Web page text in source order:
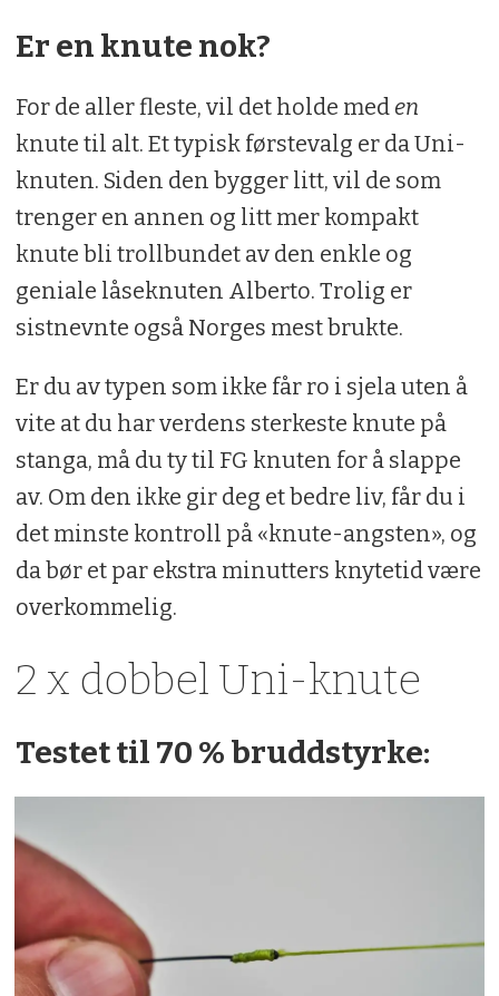
Er en knute nok?
For de aller fleste, vil det holde meden
knute til alt. Et typisk førstevalg er da Uni-
knuten. Siden den bygger litt, vil de som
trenger en annen og litt mer kompakt
knute bli trollbundet av den enkle og
geniale låseknuten Alberto. Trolig er
sistnevnte også Norges mest brukte.
Er du av typen som ikke får ro i sjela uten å
vite at du har verdens sterkeste knute på
stanga, må du ty til FG knuten for å slappe
av. Om den ikke gir deg et bedre liv, får du i
det minste kontroll på «knute-angsten», og
da bør et par ekstra minutters knytetid være
overkommelig.
2 x dobbel Uni-knute
Testet til 70 % bruddstyrke: